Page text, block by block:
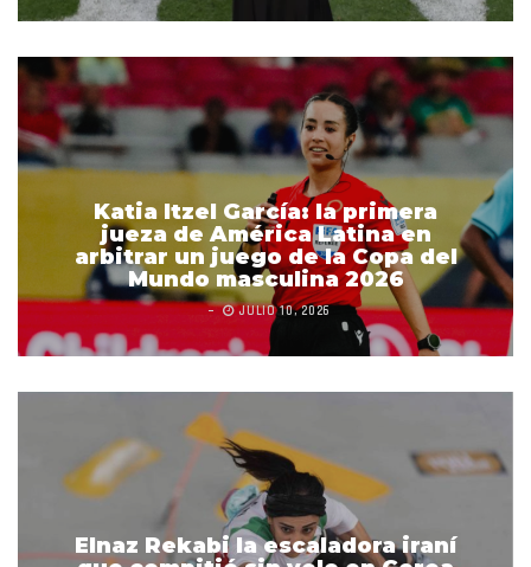
Katia Itzel García: la primera
jueza de América Latina en
arbitrar un juego de la Copa del
Mundo masculina 2026
JULIO 10, 2026
Elnaz Rekabi la escaladora iraní